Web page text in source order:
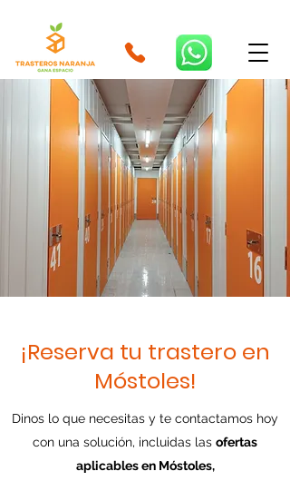
¡Reserva tu trastero en
Móstoles!
Dinos lo que necesitas y te contactamos hoy
con una solución, incluidas las ofertas
aplicables en Móstoles,